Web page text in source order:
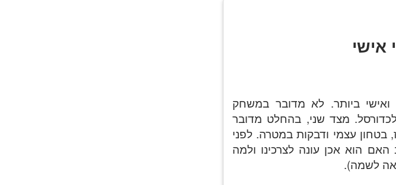
אישי
ביותר. לא מדובר במשחק
מצד שני, בהחלט מדובר
בטחון עצמי ודבקות במטרה. לפני
הוא אכן עונה לצרכינו ולמה
לשמה).